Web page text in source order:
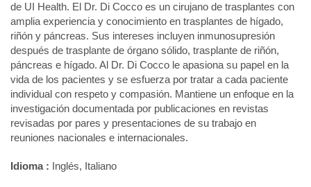
de UI Health. El Dr. Di Cocco es un cirujano de trasplantes con
amplia experiencia y conocimiento en trasplantes de hígado,
riñón y páncreas. Sus intereses incluyen inmunosupresión
después de trasplante de órgano sólido, trasplante de riñón,
páncreas e hígado. Al Dr. Di Cocco le apasiona su papel en la
vida de los pacientes y se esfuerza por tratar a cada paciente
individual con respeto y compasión. Mantiene un enfoque en la
investigación documentada por publicaciones en revistas
revisadas por pares y presentaciones de su trabajo en
reuniones nacionales e internacionales.
Idioma : Inglés, Italiano